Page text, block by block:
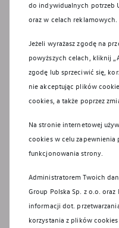
do indywidualnych potrzeb
oraz w celach reklamowych.
Jeżeli wyrażasz zgodę na
powyższych celach, kliknij
zgodę lub sprzeciwić się,
nie akceptując plików
cookies, a także poprzez
Na stronie internetowej
cookies w celu
funkcjonowania strony.
Administratorem Twoich
Group Polska Sp. z o.o. oraz
informacji dot.
korzystania z plików